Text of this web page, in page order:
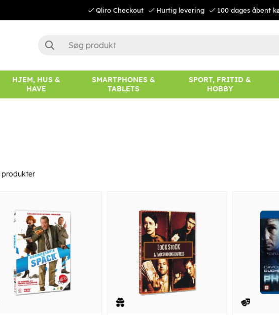
Qliro Checkout Hurtig levering 100 dages åbent
HJEM, HUS &
HAVE
SMARTPHONES &
TABLETS
SPORT, FRITID &
HOBBY
produkter